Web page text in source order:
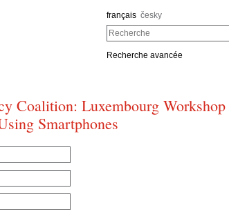
français česky
Recherche
Recherche avancée
Coalition: Luxembourg Workshop
Smartphones